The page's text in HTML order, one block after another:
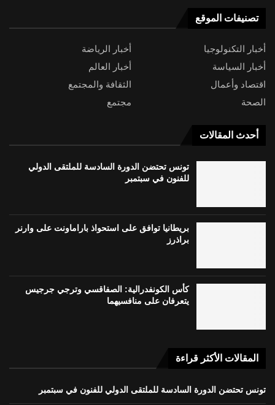
تصنيفات الموقع
أخبار التكنولوجيا
أخبار الرياضة
أخبار السياسة
أخبار العالم
اقتصاد وأعمال
الثقافة والمجتمع
الصحة
مجتمع
أحدث المقالات
تونس تحتضن الدورة السادسة للملتقى الدولي
للفنون في سبتمبر
بريطانيا توافق على استحواذ باراماونت على وارنر
براذرز
كأس الكونفدرالية: الصفاقسي وترجي جرجيس
يتعرفان على منافسيهما
المقالات الأكثر قراءة
تونس تحتضن الدورة السادسة للملتقى الدولي للفنون في سبتمبر